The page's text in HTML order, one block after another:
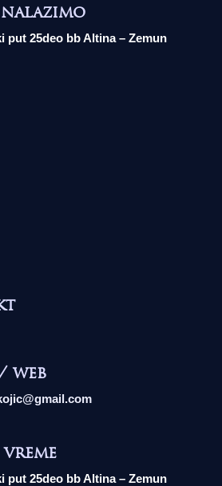
nalazimo
put 25deo bb Altina – Zemun
web
put 25deo bb Altina – Zemun